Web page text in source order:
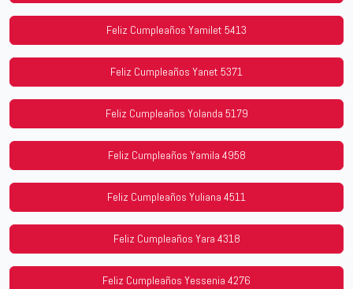
Feliz Cumpleaños Yamilet 5413
Feliz Cumpleaños Yanet 5371
Feliz Cumpleaños Yolanda 5179
Feliz Cumpleaños Yamila 4958
Feliz Cumpleaños Yuliana 4511
Feliz Cumpleaños Yara 4318
Feliz Cumpleaños Yessenia 4276